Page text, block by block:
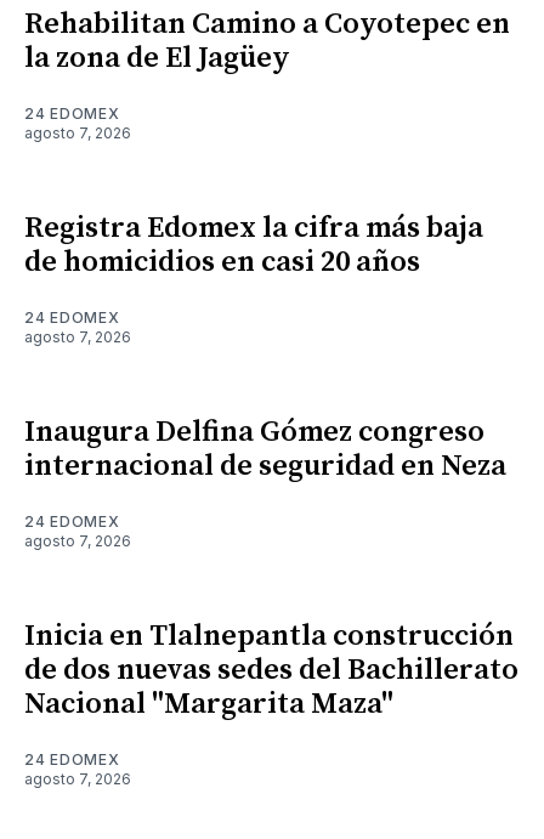
Rehabilitan Camino a Coyotepec en
la zona de El Jagüey
24 EDOMEX
agosto 7, 2026
Registra Edomex la cifra más baja
de homicidios en casi 20 años
24 EDOMEX
agosto 7, 2026
Inaugura Delfina Gómez congreso
internacional de seguridad en Neza
24 EDOMEX
agosto 7, 2026
Inicia en Tlalnepantla construcción
de dos nuevas sedes del Bachillerato
Nacional "Margarita Maza"
24 EDOMEX
agosto 7, 2026